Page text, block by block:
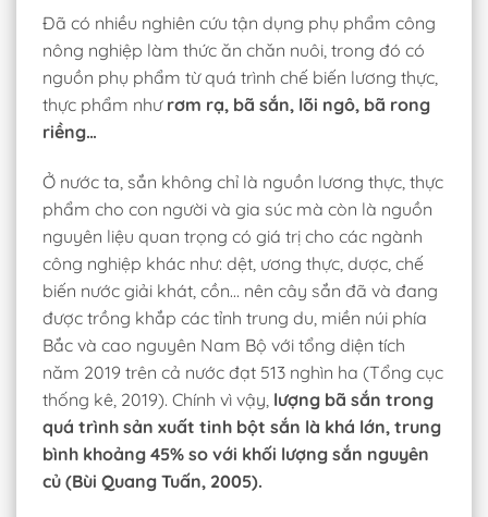
Đã có nhiều nghiên cứu tận dụng phụ phẩm công
nông nghiệp làm thức ăn chăn nuôi, trong đó có
nguồn phụ phẩm từ quá trình chế biến lương thực,
thực phẩm như rơm rạ, bã sắn, lõi ngô, bã rong
riềng…
Ở nước ta, sắn không chỉ là nguồn lương thực, thực
phẩm cho con người và gia súc mà còn là nguồn
nguyên liệu quan trọng có giá trị cho các ngành
công nghiệp khác như: dệt, ương thực, dược, chế
biến nước giải khát, cồn… nên cây sắn đã và đang
được trồng khắp các tỉnh trung du, miền núi phía
Bắc và cao nguyên Nam Bộ với tổng diện tích
năm 2019 trên cả nước đạt 513 nghìn ha (Tổng cục
thống kê, 2019). Chính vì vậy, lượng bã sắn trong
quá trình sản xuất tinh bột sắn là khá lớn, trung
bình khoảng 45% so với khối lượng sắn nguyên
củ (Bùi Quang Tuấn, 2005).